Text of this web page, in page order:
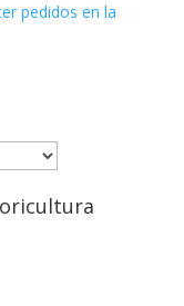
pedidos en la